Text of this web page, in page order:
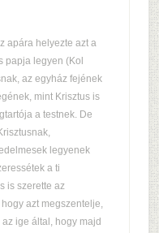
apára helyezte azt a
papja legyen (Kol
az egyház fejének
mint Krisztus is
a testnek. De
legyenek
a ti
is szerette az
azt megszentelje,
ige által, hogy majd